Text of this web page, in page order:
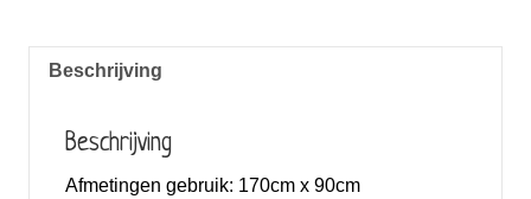
Beschrijving
Beschrijving
Afmetingen gebruik: 170cm x 90cm